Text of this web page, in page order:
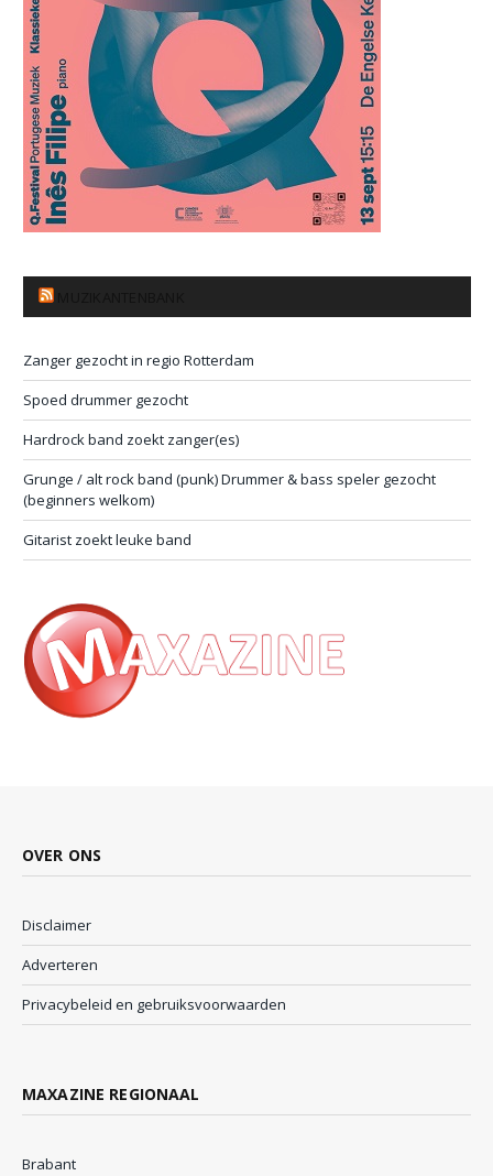
Zanger gezocht in regio Rotterdam
Spoed drummer gezocht
Hardrock band zoekt zanger(es)
Grunge / alt rock band (punk) Drummer & bass speler gezocht
(beginners welkom)
Gitarist zoekt leuke band
OVER ONS
Disclaimer
Adverteren
Privacybeleid en gebruiksvoorwaarden
MAXAZINE REGIONAAL
Brabant